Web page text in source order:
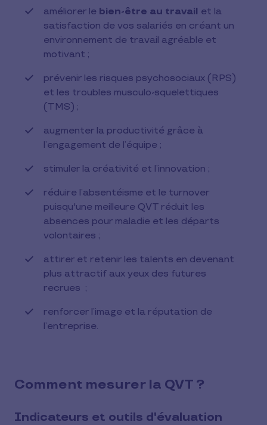
améliorer le bien-être au travail et la
satisfaction de vos salariés en créant un
environnement de travail agréable et
motivant ;
prévenir les risques psychosociaux (RPS)
et les troubles musculo-squelettiques
(TMS) ;
augmenter la productivité grâce à
l’engagement de l’équipe ;
stimuler la créativité et l’innovation ;
réduire l’absentéisme et le turnover
puisqu'une meilleure QVT réduit les
absences pour maladie et les départs
volontaires ;
attirer et retenir les talents en devenant
plus attractif aux yeux des futures
recrues ;
renforcer l’image et la réputation de
l’entreprise.
Comment mesurer la QVT ?
Indicateurs et outils d'évaluation